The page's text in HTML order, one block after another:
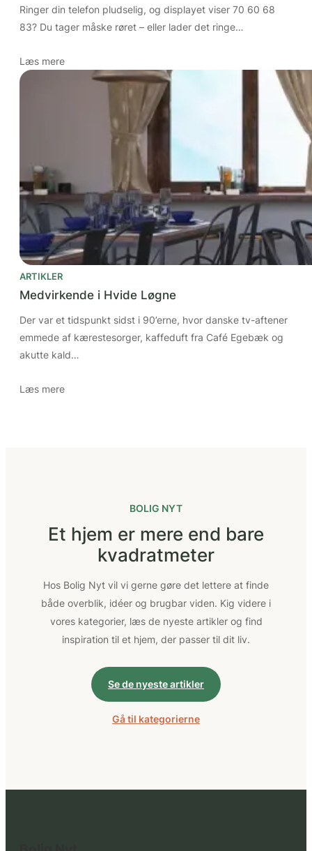
Ringer din telefon pludselig, og displayet viser 70 60 68
83? Du tager måske røret – eller lader det ringe…
Læs mere
ARTIKLER
Medvirkende i Hvide Løgne
Der var et tidspunkt sidst i 90’erne, hvor danske tv-aftener
emmede af kærestesorger, kaffeduft fra Café Egebæk og
akutte kald…
Læs mere
BOLIG NYT
Et hjem er mere end bare
kvadratmeter
Hos Bolig Nyt vil vi gerne gøre det lettere at finde
både overblik, idéer og brugbar viden. Kig videre i
vores kategorier, læs de nyeste artikler og find
inspiration til et hjem, der passer til dit liv.
Se de nyeste artikler
Gå til kategorierne